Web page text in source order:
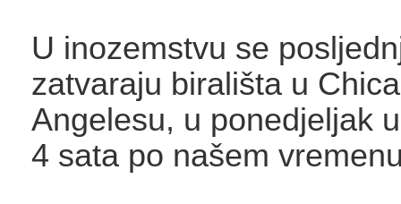
U inozemstvu se
zatvaraju birališta u
Angelesu, u ponedjeljak
4 sata po našem